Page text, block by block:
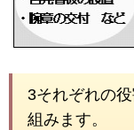
3それぞれの
組みます。